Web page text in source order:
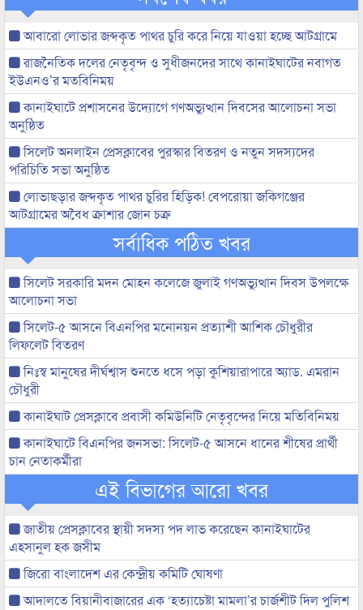
আবারো লোভার জব্দকৃত পাথর চুরি করে নিয়ে যাওয়া হচ্ছে আটগ্রামে
রাজনৈতিক দলের নেতৃবৃন্দ ও সুধীজনদের সাথে কানাইঘাটের নবাগত
ইউএনও’র মতবিনিময়
কানাইঘাটে প্রশাসনের উদ্যোগে গণঅভ্যুত্থান দিবসের আলোচনা সভা
অনুষ্ঠিত
সিলেট অনলাইন প্রেসক্লাবের পুরস্কার বিতরণ ও নতুন সদস্যদের
পরিচিতি সভা অনুষ্ঠিত
লোভাছড়ার জব্দকৃত পাথর চুরির হিড়িক! বেপরোয়া জকিগঞ্জের
আটগ্রামের অবৈধ ক্রাশার জোন চক্র
সর্বাধিক পঠিত খবর
সিলেট সরকারি মদন মোহন কলেজে জুলাই গণঅভ্যুত্থান দিবস উপলক্ষে
আলোচনা সভা
সিলেট-৫ আসনে বিএনপির মনোনয়ন প্রত্যাশী আশিক চৌধুরীর
লিফলেট বিতরণ
নিঃস্ব মানুষের দীর্ঘশ্বাস শুনতে ধসে পড়া কুশিয়ারাপারে অ্যাড. এমরান
চৌধুরী
কানাইঘাট প্রেসক্লাবে প্রবাসী কমিউনিটি নেতৃবৃন্দের নিয়ে মতিবিনিময়
কানাইঘাটে বিএনপির জনসভা: সিলেট-৫ আসনে ধানের শীষের প্রার্থী
চান নেতাকর্মীরা
এই বিভাগের আরো খবর
জাতীয় প্রেসক্লাবের স্থায়ী সদস্য পদ লাভ করেছেন কানাইঘাটের
এহসানুল হক জসীম
জিরো বাংলাদেশ এর কেন্দ্রীয় কমিটি ঘোষণা
আদালতে বিয়ানীবাজারের এক ‘হত্যাচেষ্টা মামলা’র চার্জশীট দিল পুলিশ